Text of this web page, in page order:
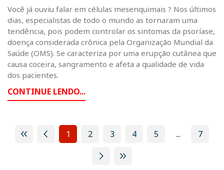
Você já ouviu falar em células mesenquimais ? Nos últimos
dias, especialistas de todo o mundo as tornaram uma
tendência, pois podem controlar os sintomas da psoríase,
doença considerada crônica pela Organização Mundial da
Saúde (OMS). Se caracteriza por uma erupção cutânea que
causa coceira, sangramento e afeta a qualidade de vida
dos pacientes.
CONTINUE LENDO...
1 2 3 4 5 ... 7